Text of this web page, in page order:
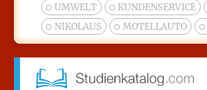
UMWELT
KUNDENSERVICE
NIKOLAUS
MOTELLAUTO